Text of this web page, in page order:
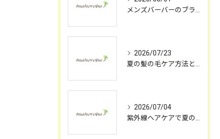
2026/07/23
2026/07/04